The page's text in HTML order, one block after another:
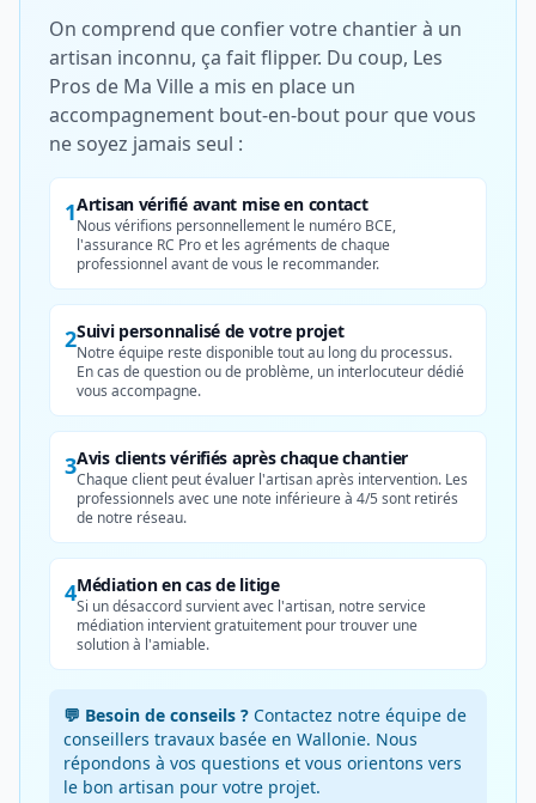
On comprend que confier votre chantier à un
artisan inconnu, ça fait flipper. Du coup, Les
Pros de Ma Ville a mis en place un
accompagnement bout-en-bout pour que vous
ne soyez jamais seul :
1Artisan vérifié avant mise en contact
Nous vérifions personnellement le numéro BCE,
l'assurance RC Pro et les agréments de chaque
professionnel avant de vous le recommander.
2Suivi personnalisé de votre projet
Notre équipe reste disponible tout au long du processus.
En cas de question ou de problème, un interlocuteur dédié
vous accompagne.
3Avis clients vérifiés après chaque chantier
Chaque client peut évaluer l'artisan après intervention. Les
professionnels avec une note inférieure à 4/5 sont retirés
de notre réseau.
4Médiation en cas de litige
Si un désaccord survient avec l'artisan, notre service
médiation intervient gratuitement pour trouver une
solution à l'amiable.
💬 Besoin de conseils ? Contactez notre équipe de
conseillers travaux basée en Wallonie. Nous
répondons à vos questions et vous orientons vers
le bon artisan pour votre projet.